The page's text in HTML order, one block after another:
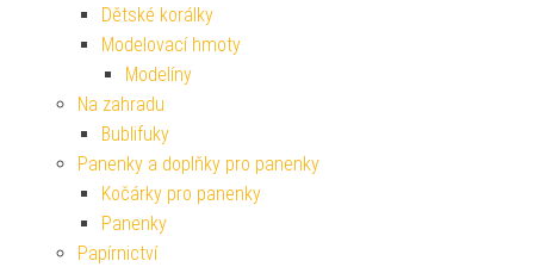
Dětské korálky
Modelovací hmoty
Modelíny
Na zahradu
Bublifuky
Panenky a doplňky pro panenky
Kočárky pro panenky
Panenky
Papírnictví